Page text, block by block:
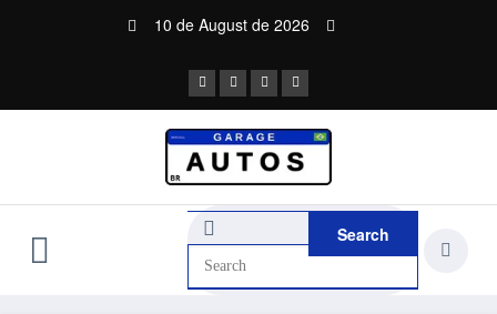
10 de August de 2026